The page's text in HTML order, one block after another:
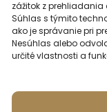
zážitok z
Súhlas s týmito
ako je správanie pri
Nesúhlas alebo
určité vlastnosti a
Dámsky parfém –
(6)
Inšpirované vôňou:
DIOR - J'ADOR